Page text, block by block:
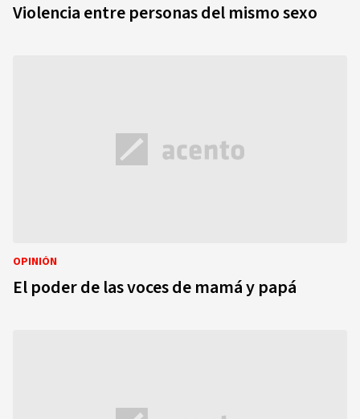
Violencia entre personas del mismo sexo
OPINIÓN
El poder de las voces de mamá y papá